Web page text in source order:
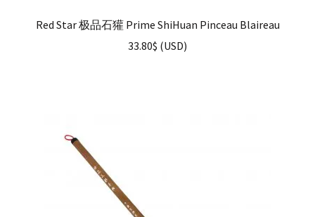
Red Star 极品石獾 Prime ShiHuan Pinceau Blaireau
33.80$ (USD)